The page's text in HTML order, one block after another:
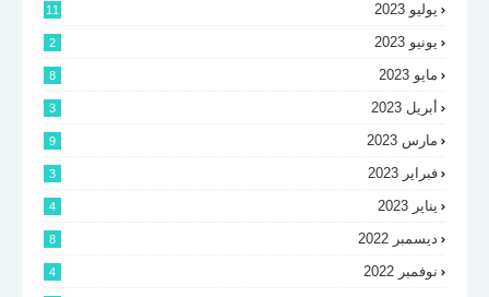
يوليو 2023 11
يونيو 2023 2
مايو 2023 8
أبريل 2023 3
مارس 2023 9
فبراير 2023 3
يناير 2023 4
ديسمبر 2022 8
نوفمبر 2022 4